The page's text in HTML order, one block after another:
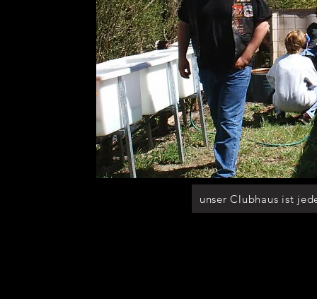
unser Clubhaus ist